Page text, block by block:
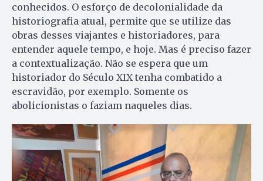
conhecidos. O esforço de decolonialidade da
historiografia atual, permite que se utilize das
obras desses viajantes e historiadores, para
entender aquele tempo, e hoje. Mas é preciso fazer
a contextualização. Não se espera que um
historiador do Século XIX tenha combatido a
escravidão, por exemplo. Somente os
abolicionistas o faziam naqueles dias.